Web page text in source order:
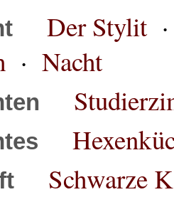
Der Stylit
· Nacht
Schwarze